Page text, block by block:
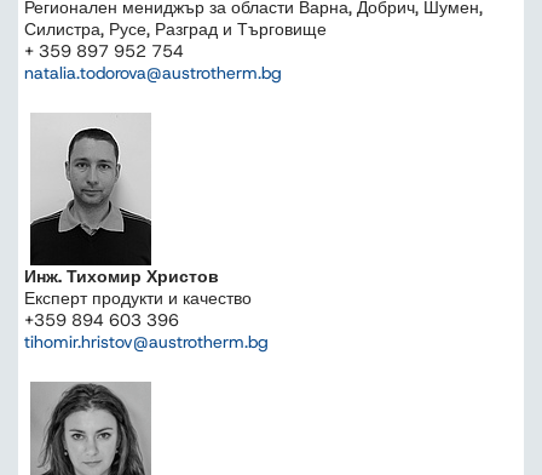
Регионален мениджър за области Варна, Добрич, Шумен,
Силистра, Русе, Разград и Търговище
+ 359 897 952 754
natalia.todorova@austrotherm.bg
Инж. Тихомир Христов
Експерт продукти и качество
+359 894 603 396
tihomir.hristov@austrotherm.bg